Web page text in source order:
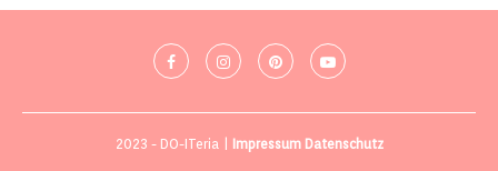
2023 - DO-ITeria | Impressum Datenschutz